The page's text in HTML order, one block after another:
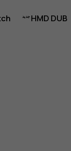
HMD DUB